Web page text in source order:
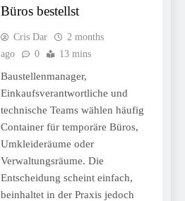
Büros bestellst
Cris Dar
2 months
ago
0 13 mins
Baustellenmanager,
Einkaufsverantwortliche und
technische Teams wählen häufig
Container für temporäre Büros,
Umkleideräume oder
Verwaltungsräume. Die
Entscheidung scheint einfach,
beinhaltet in der Praxis jedoch